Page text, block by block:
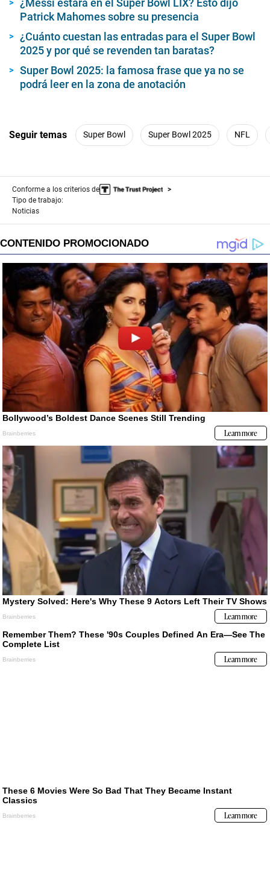
¿Messi estará en el Super Bowl LIX? Esto dijo
Patrick Mahomes sobre su presencia
¿Cuánto cuestan las entradas para el Super Bowl
2025 y por qué se revenden tan baratas?
Super Bowl 2025: la famosa frase que ya no se
podrá leer en la zona de anotación
Seguir temas Super Bowl Super Bowl 2025 NFL
Conforme a los criterios de
Tipo de trabajo:
Noticias